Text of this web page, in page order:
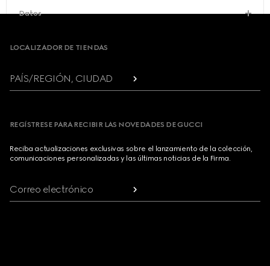
Datos
Footer
LOCALIZADOR DE TIENDAS
PAÍS/REGIÓN, CIUDAD
REGÍSTRESE PARA RECIBIR LAS NOVEDADES DE GUCCI
Reciba actualizaciones exclusivas sobre el lanzamiento de la colección,
comunicaciones personalizadas y las últimas noticias de la Firma.
Correo electrónico